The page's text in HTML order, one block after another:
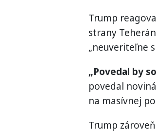
Trump
strany
„neuveriteľne
„Povedal by
povedal
na masívnej
Trump